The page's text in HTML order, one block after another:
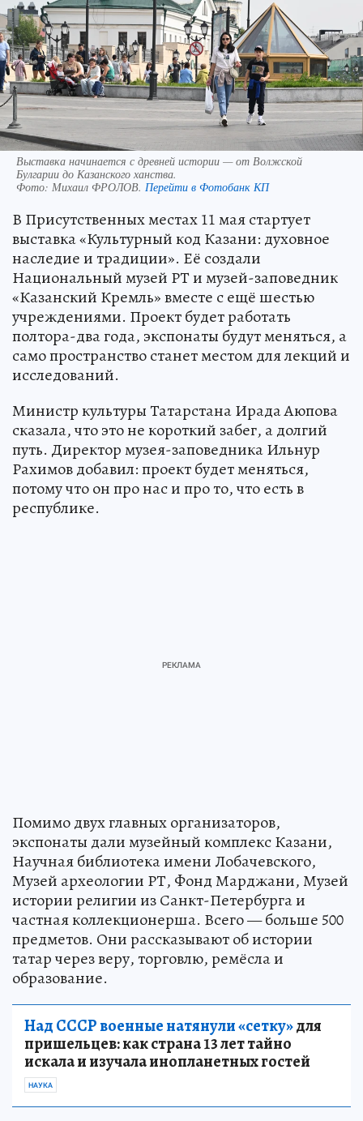
Выставка начинается с древней истории — от Волжской
Булгарии до Казанского ханства.
Фото: Михаил ФРОЛОВ. Перейти в Фотобанк КП
В Присутственных местах 11 мая стартует
выставка «Культурный код Казани: духовное
наследие и традиции». Её создали
Национальный музей РТ и музей-заповедник
«Казанский Кремль» вместе с ещё шестью
учреждениями. Проект будет работать
полтора-два года, экспонаты будут меняться, а
само пространство станет местом для лекций и
исследований.
Министр культуры Татарстана Ирада Аюпова
сказала, что это не короткий забег, а долгий
путь. Директор музея-заповедника Ильнур
Рахимов добавил: проект будет меняться,
потому что он про нас и про то, что есть в
республике.
Помимо двух главных организаторов,
экспонаты дали музейный комплекс Казани,
Научная библиотека имени Лобачевского,
Музей археологии РТ, Фонд Марджани, Музей
истории религии из Санкт-Петербурга и
частная коллекционерша. Всего — больше 500
предметов. Они рассказывают об истории
татар через веру, торговлю, ремёсла и
образование.
Над СССР военные натянули «сетку»для
пришельцев: как страна 13 лет тайно
искала и изучала инопланетных гостей
НАУКА